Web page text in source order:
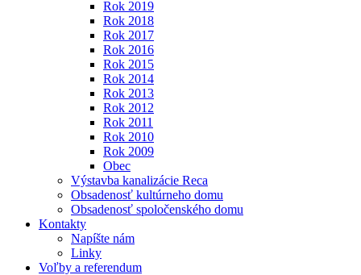
Rok 2019
Rok 2018
Rok 2017
Rok 2016
Rok 2015
Rok 2014
Rok 2013
Rok 2012
Rok 2011
Rok 2010
Rok 2009
Obec
Výstavba kanalizácie Reca
Obsadenosť kultúrneho domu
Obsadenosť spoločenského domu
Kontakty
Napíšte nám
Linky
Voľby a referendum